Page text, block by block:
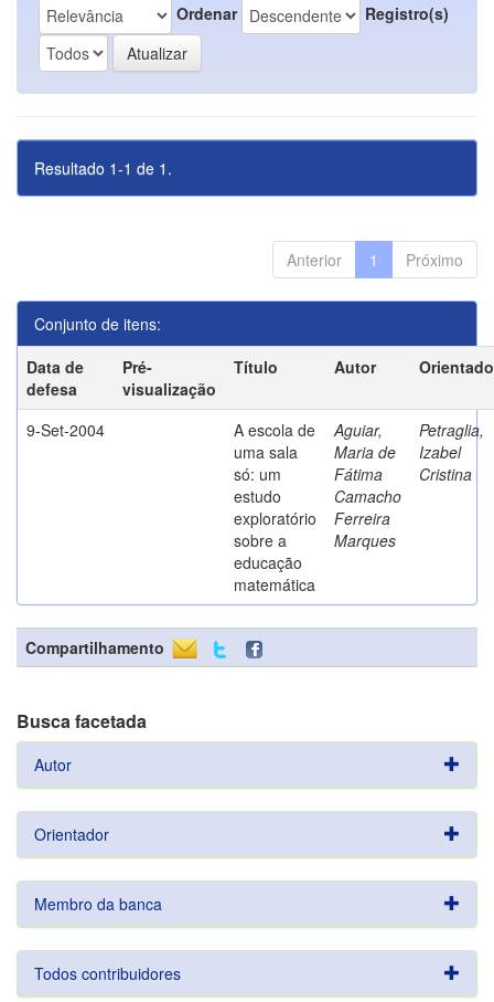
Ordenar Registro(s)
Resultado 1-1 de 1.
Anterior 1 Próximo
Conjunto de itens:
Data de
defesa
Pré-
visualização
Título Autor
9-Set-2004
A escola de
uma sala
só: um
estudo
exploratório
sobre a
educação
matemática
Aguiar,
Maria de
Fátima
Camacho
Ferreira
Marques
Petraglia,
Izabel
Cristina
Compartilhamento
Busca facetada
Autor
Orientador
Membro da banca
Todos contribuidores